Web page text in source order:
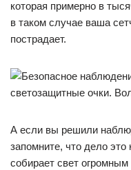
которая примерно в
в таком случае ваша
пострадает.
А если вы решили
запомните, что дело это
собирает свет